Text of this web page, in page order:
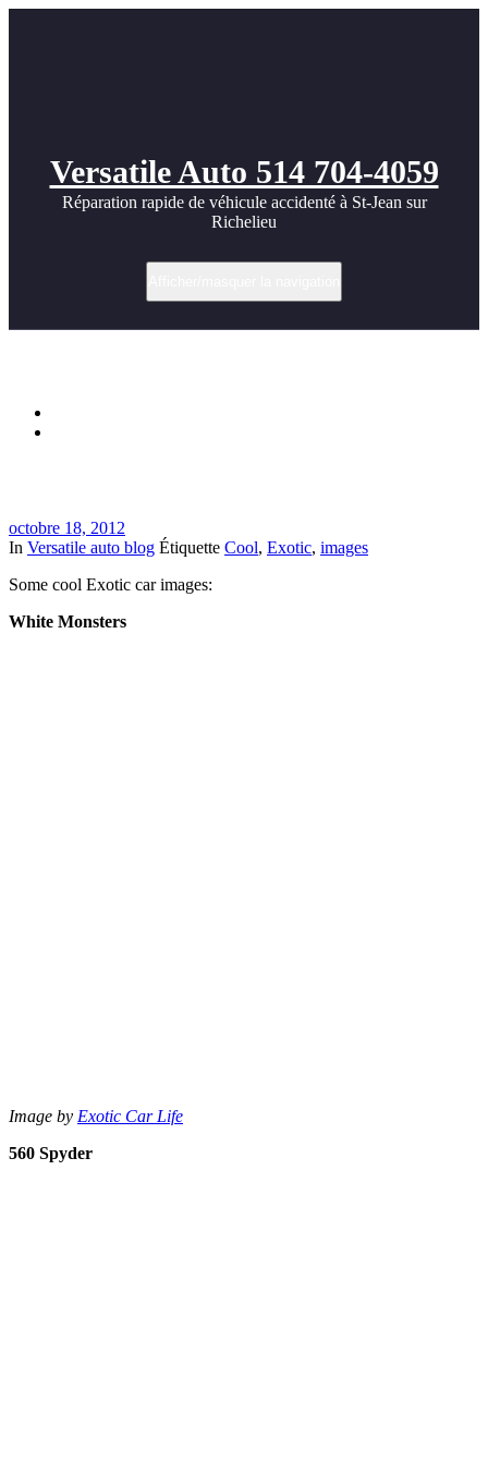
Versatile Auto 514 704-4059
Réparation rapide de véhicule accidenté à St-Jean sur
Richelieu
octobre 18, 2012
In Versatile auto blog Étiquette Cool, Exotic, images
Some cool Exotic car images:
White Monsters
Image by Exotic Car Life
560 Spyder